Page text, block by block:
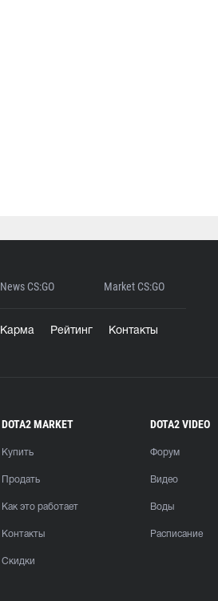
News CS:GO Market CS:GO
Карма Рейтинг Контакты
DOTA2 MARKET
Купить
Продать
Как это работает
Контакты
Скидки
DOTA2 VIDEO
Форум
Видео
Воды
Расписание